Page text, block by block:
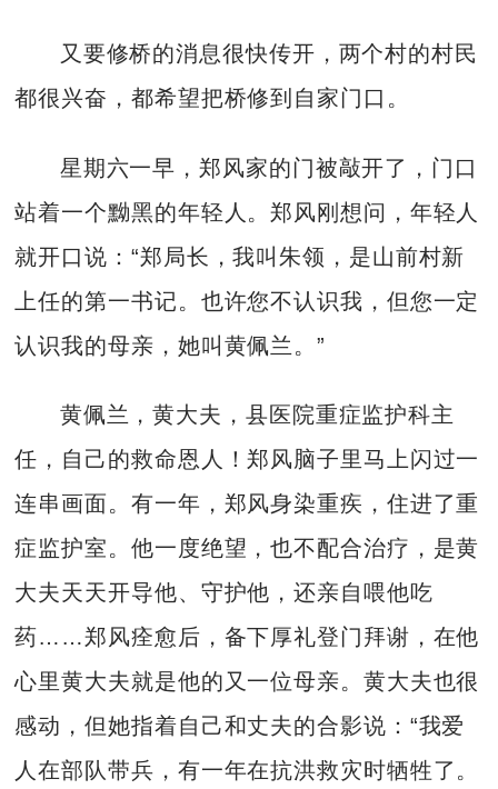
又要修桥的消息很快传开，两个村的村民
都很兴奋，都希望把桥修到自家门口。
星期六一早，郑风家的门被敲开了，门口
站着一个黝黑的年轻人。郑风刚想问，年轻人
就开口说：“郑局长，我叫朱领，是山前村新
上任的第一书记。也许您不认识我，但您一定
认识我的母亲，她叫黄佩兰。”
黄佩兰，黄大夫，县医院重症监护科主
任，自己的救命恩人！郑风脑子里马上闪过一
连串画面。有一年，郑风身染重疾，住进了重
症监护室。他一度绝望，也不配合治疗，是黄
大夫天天开导他、守护他，还亲自喂他吃
药……郑风痊愈后，备下厚礼登门拜谢，在他
心里黄大夫就是他的又一位母亲。黄大夫也很
感动，但她指着自己和丈夫的合影说：“我爱
人在部队带兵，有一年在抗洪救灾时牺牲了。